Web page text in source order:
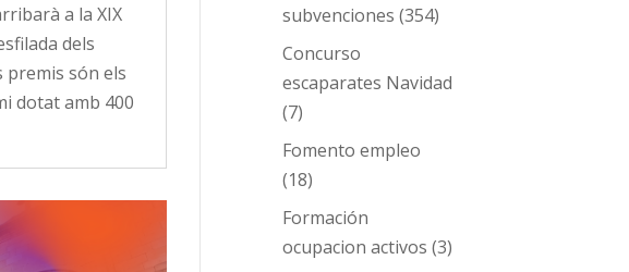
a la XIX
dels
premis són els
dotat amb 400
subvenciones (354)
Concurso
escaparates Navidad
(7)
Fomento empleo
(18)
Formación
ocupacion activos (3)